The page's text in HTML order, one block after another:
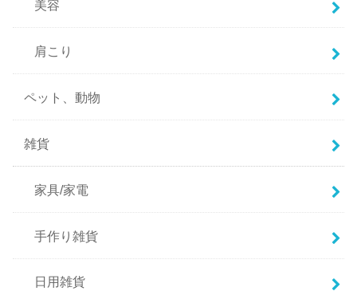
美容
肩こり
ペット、動物
雑貨
家具/家電
手作り雑貨
日用雑貨